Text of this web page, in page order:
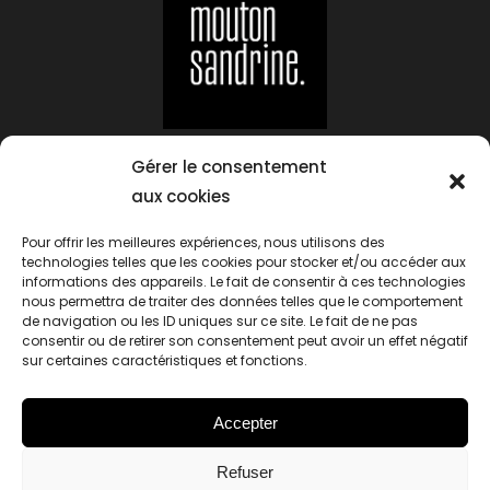
Gérer le consentement
aux cookies
Pour offrir les meilleures expériences, nous utilisons des
technologies telles que les cookies pour stocker et/ou accéder aux
informations des appareils. Le fait de consentir à ces technologies
nous permettra de traiter des données telles que le comportement
de navigation ou les ID uniques sur ce site. Le fait de ne pas
consentir ou de retirer son consentement peut avoir un effet négatif
sur certaines caractéristiques et fonctions.
Accepter
Refuser
Suivez-moi sur :
Contact
Mentions Légales
Politique de cookies (UE)
© 2023 Mouton Sandrine | Tous droits
réservés.